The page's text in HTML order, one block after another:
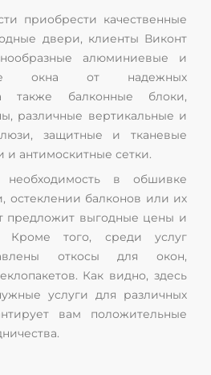
приобрести качественные
двери, клиенты Виконт
алюминиевые и
окна от надежных
также балконные блоки,
различные вертикальные и
защитные и тканевые
и антимоскитные сетки.
необходимость в обшивке
остеклении балконов или их
предложит выгодные цены и
Кроме того, среди услуг
откосы для окон,
Как видно, здесь
услуги для различных
вам положительные